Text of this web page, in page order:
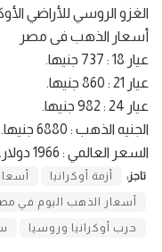
الغزو الروسي للأراضي
أسعار الذهب فى مصر
عيار 18 : 737 جنيها.
عيار 21 : 860 جنيها.
عيار 24 : 982 جنيها.
الجنيه الذهب : 6880 جنيها.
السعر العالمي : 1966 دولار.
تاجز: أزمة أوكرانيا
أسعار الذهب اليوم في
حرب أوكرانيا وروسيا